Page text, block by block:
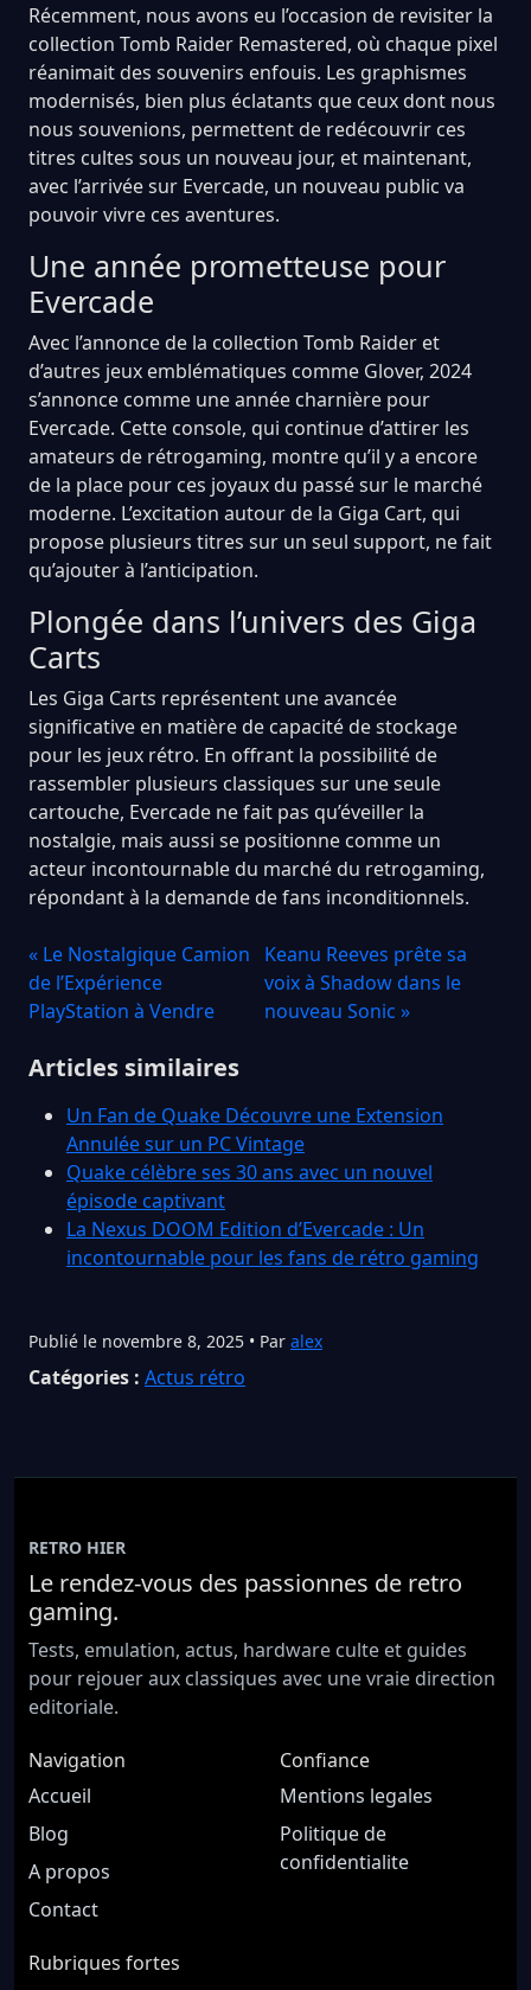
Récemment, nous avons eu l’occasion de revisiter la
collection Tomb Raider Remastered, où chaque pixel
réanimait des souvenirs enfouis. Les graphismes
modernisés, bien plus éclatants que ceux dont nous
nous souvenions, permettent de redécouvrir ces
titres cultes sous un nouveau jour, et maintenant,
avec l’arrivée sur Evercade, un nouveau public va
pouvoir vivre ces aventures.
Une année prometteuse pour
Evercade
Avec l’annonce de la collection Tomb Raider et
d’autres jeux emblématiques comme Glover, 2024
s’annonce comme une année charnière pour
Evercade. Cette console, qui continue d’attirer les
amateurs de rétrogaming, montre qu’il y a encore
de la place pour ces joyaux du passé sur le marché
moderne. L’excitation autour de la Giga Cart, qui
propose plusieurs titres sur un seul support, ne fait
qu’ajouter à l’anticipation.
Plongée dans l’univers des Giga
Carts
Les Giga Carts représentent une avancée
significative en matière de capacité de stockage
pour les jeux rétro. En offrant la possibilité de
rassembler plusieurs classiques sur une seule
cartouche, Evercade ne fait pas qu’éveiller la
nostalgie, mais aussi se positionne comme un
acteur incontournable du marché du retrogaming,
répondant à la demande de fans inconditionnels.
« Le Nostalgique Camion
de l’Expérience
PlayStation à Vendre
Keanu Reeves prête sa
voix à Shadow dans le
nouveau Sonic »
Articles similaires
Un Fan de Quake Découvre une Extension
Annulée sur un PC Vintage
Quake célèbre ses 30 ans avec un nouvel
épisode captivant
La Nexus DOOM Edition d’Evercade : Un
incontournable pour les fans de rétro gaming
Publié le novembre 8, 2025 • Par alex
Catégories : Actus rétro
RETRO HIER
Le rendez-vous des passionnes de retro
gaming.
Tests, emulation, actus, hardware culte et guides
pour rejouer aux classiques avec une vraie direction
editoriale.
Navigation
Accueil
Blog
A propos
Contact
Confiance
Mentions legales
Politique de
confidentialite
Rubriques fortes